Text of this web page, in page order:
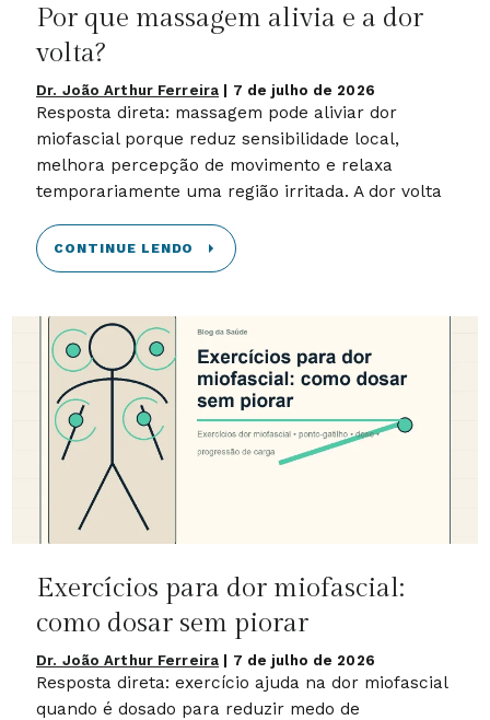
Por que massagem alivia e a dor
volta?
Dr. João Arthur Ferreira 7 de julho de 2026
Resposta direta: massagem pode aliviar dor
miofascial porque reduz sensibilidade local,
melhora percepção de movimento e relaxa
temporariamente uma região irritada. A dor volta
CONTINUE LENDO
Exercícios para dor miofascial:
como dosar sem piorar
Dr. João Arthur Ferreira 7 de julho de 2026
Resposta direta: exercício ajuda na dor miofascial
quando é dosado para reduzir medo de